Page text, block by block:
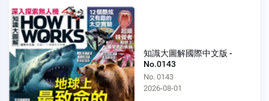
知識大圖解國際中文版 -
No.0143
No. 0143
2026-08-01